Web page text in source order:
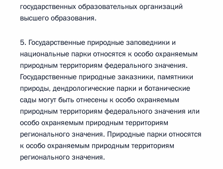
государственных образовательных организаций
высшего образования.
5. Государственные природные заповедники и
национальные парки относятся к особо охраняемым
природным территориям федерального значения.
Государственные природные заказники, памятники
природы, дендрологические парки и ботанические
сады могут быть отнесены к особо охраняемым
природным территориям федерального значения или
особо охраняемым природным территориям
регионального значения. Природные парки относятся
к особо охраняемым природным территориям
регионального значения.